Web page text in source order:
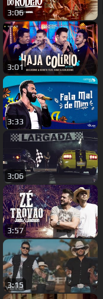
3:06
3:01
3:33
3:06
3:57
3:15